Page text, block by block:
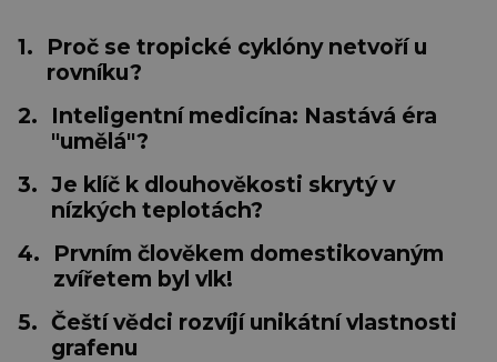
1.
Proč se tropické cyklóny netvoří u
rovníku?
2.
Inteligentní medicína: Nastává éra
"umělá"?
3. Je klíč k dlouhověkosti skrytý v
nízkých teplotách?
4.
Prvním člověkem domestikovaným
zvířetem byl vlk!
5. Čeští vědci rozvíjí unikátní vlastnosti
grafenu